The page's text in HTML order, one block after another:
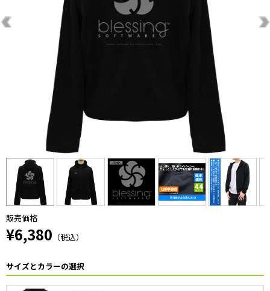
販売価格
¥6,380 （税込）
サイズとカラーの選択